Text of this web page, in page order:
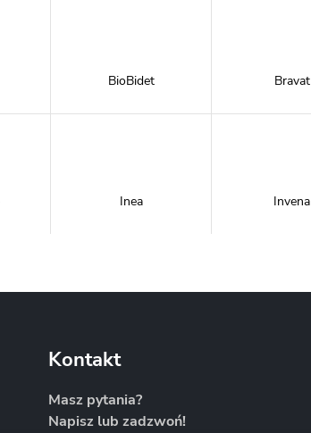
BioBidet Bravat
Inea Invena
Kontakt
Masz pytania?
Napisz lub zadzwoń!